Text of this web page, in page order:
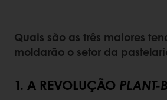
Quais são as três maiores
moldarão o setor da
1. A REVOLUÇÃO PLANT-